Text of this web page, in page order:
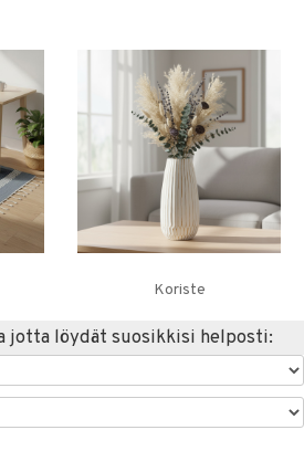
Koriste
jotta löydät suosikkisi helposti: